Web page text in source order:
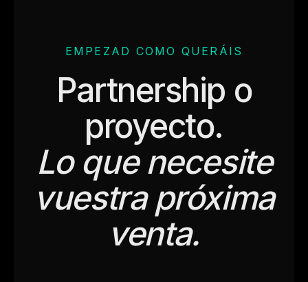
EMPEZAD COMO QUERÁIS
Partnership o
proyecto.
Lo que necesite
vuestra próxima
venta.